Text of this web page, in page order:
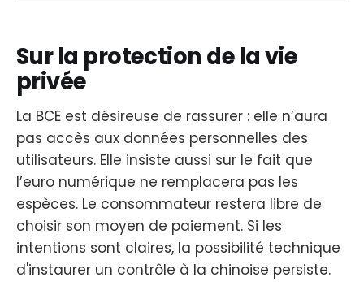
Sur la protection de la vie
privée
La BCE est désireuse de rassurer : elle n’aura
pas accès aux données personnelles des
utilisateurs. Elle insiste aussi sur le fait que
l’euro numérique ne remplacera pas les
espèces. Le consommateur restera libre de
choisir son moyen de paiement. Si les
intentions sont claires, la possibilité technique
d'instaurer un contrôle à la chinoise persiste.